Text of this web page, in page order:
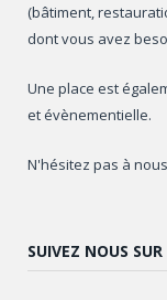
(bâtiment,
dont vous avez
Une place est
et évènementielle.
N'hésitez pas à
SUIVEZ NOUS